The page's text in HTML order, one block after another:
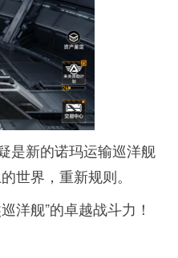
是新的诺玛运输巡洋舰
世界，重新规则。
洋舰”的卓越战斗力！